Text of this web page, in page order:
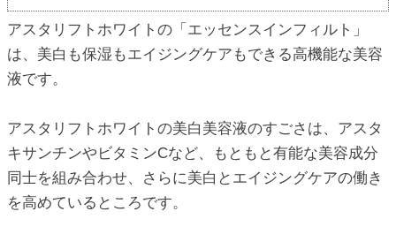
アスタリフトホワイトの「エッセンスインフィルト」
は、美白も保湿もエイジングケアもできる高機能な美容
液です。
アスタリフトホワイトの美白美容液のすごさは、アスタ
キサンチンやビタミンCなど、もともと有能な美容成分
同士を組み合わせ、さらに美白とエイジングケアの働き
を高めているところです。